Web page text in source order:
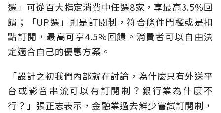
選」可從百大指定消費中任選8家，享最高3.5%回
饋；「UP選」則是訂閱制，符合條件門檻或是扣
點訂閱，最高可享4.5%回饋。消費者可以自由決
定適合自己的優惠方案。
「設計之初我們內部就在討論，為什麼只有外送平
台或影音串流可以有訂閱制？銀行業為什麼不
行？」張正志表示，金融業過去鮮少嘗試訂閱制，